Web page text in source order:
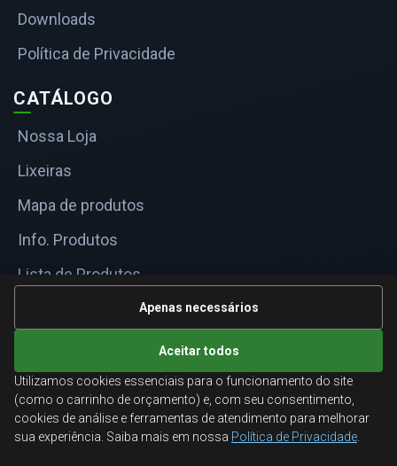
Downloads
Política de Privacidade
CATÁLOGO
Nossa Loja
Lixeiras
Mapa de produtos
Info. Produtos
Lista de Produtos
Informações Técnicas
ATENDIMENTO
Orçamentos corporativos, condições para empresas
e suporte especializado.
Apenas necessários
Aceitar todos
Utilizamos cookies essenciais para o funcionamento do site
(como o carrinho de orçamento) e, com seu consentimento,
cookies de análise e ferramentas de atendimento para melhorar
sua experiência. Saiba mais em nossa Política de Privacidade